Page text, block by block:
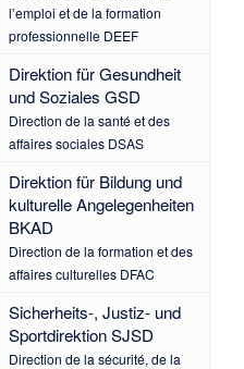
l’emploi et de la formation
professionnelle DEEF
Direktion für Gesundheit
und Soziales GSD
Direction de la santé et des
affaires sociales DSAS
Direktion für Bildung und
kulturelle Angelegenheiten
BKAD
Direction de la formation et des
affaires culturelles DFAC
Sicherheits-, Justiz- und
Sportdirektion SJSD
Direction de la sécurité, de la